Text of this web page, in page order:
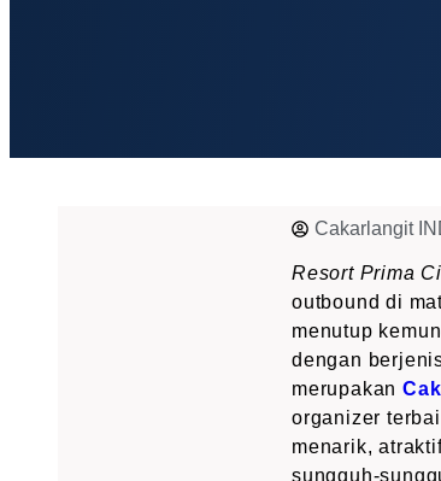
Cakarlangit
Resort Prima
outbound di
menutup
dengan
merupakan
organizer
menarik,
sungguh-